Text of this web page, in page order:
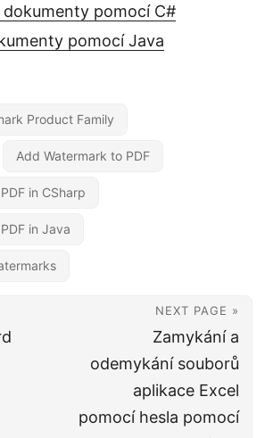
pomocí C#
pomocí Java
Product Family
Add Watermark to PDF
in CSharp
in Java
NEXT PAGE »
Zamykání a
odemykání souborů
aplikace Excel
pomocí hesla pomocí